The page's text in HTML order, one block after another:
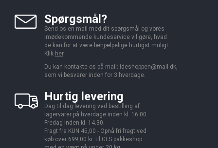
Spørgsmål?
Send os en mail med dit spørgsmål og vores
imødekommende kundeservice vil gøre, hvad
de kan for at være behjælpelige hurtigst muligt.
Klik her.
Du kan kontakte os på mail: ideshoppen@mail.dk,
som vi besvarer inden for 3 hverdage.
Hurtig levering
Dag til dag levering ved bestilling af
lagervarer på hverdage inden kl. 16.00.
Fredag inden kl. 14.30.
Fragt fra KUN 45,00 - Opnå fri fragt ved
køb over 699,00 kr. til GLS pakkeshop